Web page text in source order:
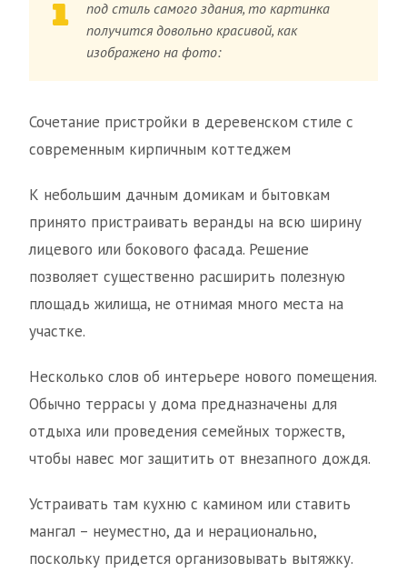
под стиль самого здания, то картинка
получится довольно красивой, как
изображено на фото:
Сочетание пристройки в деревенском стиле с
современным кирпичным коттеджем
К небольшим дачным домикам и бытовкам
принято пристраивать веранды на всю ширину
лицевого или бокового фасада. Решение
позволяет существенно расширить полезную
площадь жилища, не отнимая много места на
участке.
Несколько слов об интерьере нового помещения.
Обычно террасы у дома предназначены для
отдыха или проведения семейных торжеств,
чтобы навес мог защитить от внезапного дождя.
Устраивать там кухню с камином или ставить
мангал – неуместно, да и нерационально,
поскольку придется организовывать вытяжку.